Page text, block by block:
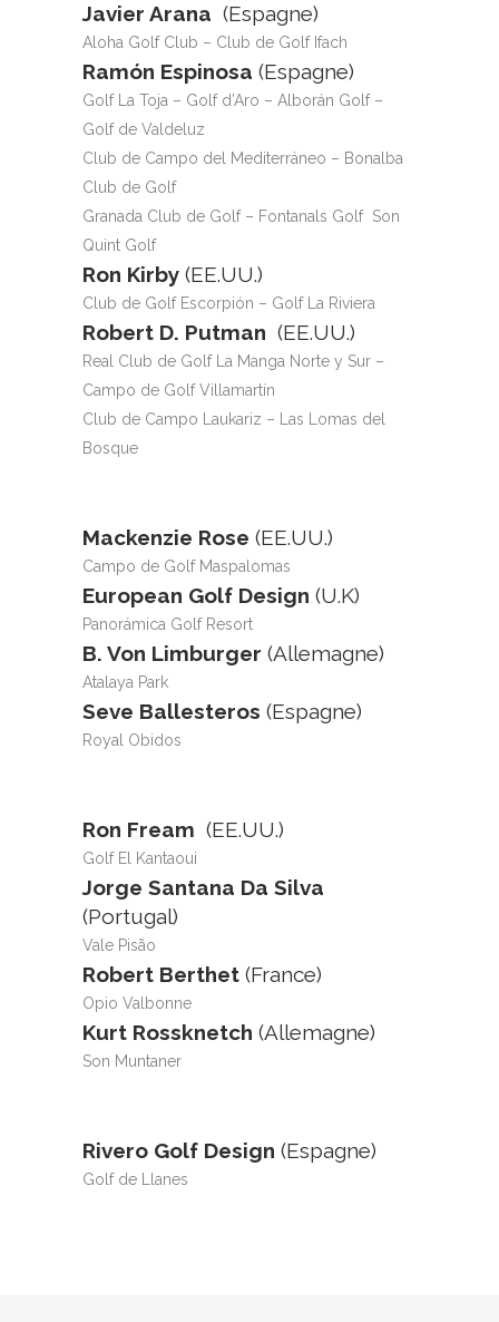
Javier Arana (Espagne)
Aloha Golf Club – Club de Golf Ifach
Ramón Espinosa (Espagne)
Golf La Toja – Golf d’Aro – Alborán Golf –
Golf de Valdeluz
Club de Campo del Mediterráneo – Bonalba
Club de Golf
Granada Club de Golf – Fontanals Golf Son
Quint Golf
Ron Kirby (EE.UU.)
Club de Golf Escorpión – Golf La Riviera
Robert D. Putman (EE.UU.)
Real Club de Golf La Manga Norte y Sur –
Campo de Golf Villamartín
Club de Campo Laukariz – Las Lomas del
Bosque
Mackenzie Rose (EE.UU.)
Campo de Golf Maspalomas
European Golf Design (U.K)
Panorámica Golf Resort
B. Von Limburger (Allemagne)
Atalaya Park
Seve Ballesteros (Espagne)
Royal Obidos
Ron Fream (EE.UU.)
Golf El Kantaoui
Jorge Santana Da Silva
(Portugal)
Vale Pisão
Robert Berthet (France)
Opio Valbonne
Kurt Rossknetch (Allemagne)
Son Muntaner
Rivero Golf Design (Espagne)
Golf de Llanes